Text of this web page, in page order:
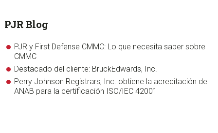
PJR Blog
PJR y First Defense CMMC: Lo que necesita saber sobre
CMMC
Destacado del cliente: BruckEdwards, Inc.
Perry Johnson Registrars, Inc. obtiene la acreditación de
ANAB para la certificación ISO/IEC 42001